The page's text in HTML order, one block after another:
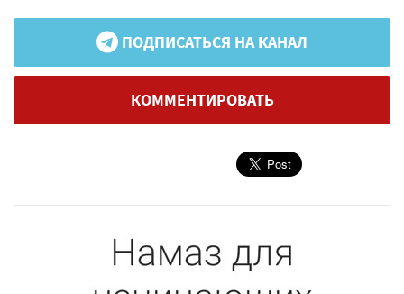
ПОДПИСАТЬСЯ НА КАНАЛ
КОММЕНТИРОВАТЬ